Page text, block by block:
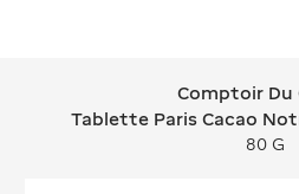
Comptoir DuComptoir Du
Tablette Paris Cacao
80 G